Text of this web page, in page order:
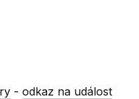
-odkaz na událost